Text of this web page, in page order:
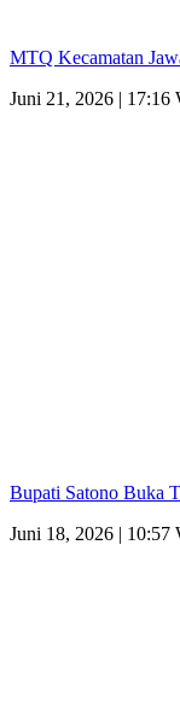
MTQ Kecamatan
Juni 21, 2026 | 17:16
Bupati Satono Buka
Juni 18, 2026 | 10:57